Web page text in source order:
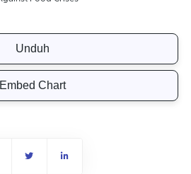
Unduh
Embed Chart